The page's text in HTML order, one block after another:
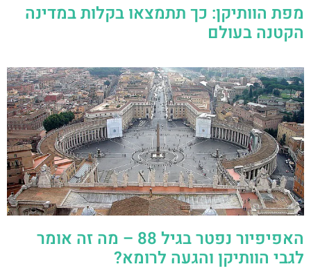
מפת הוותיקן: כך תתמצאו בקלות במדינה
הקטנה בעולם
האפיפיור נפטר בגיל 88 – מה זה אומר
לגבי הוותיקן והגעה לרומא?